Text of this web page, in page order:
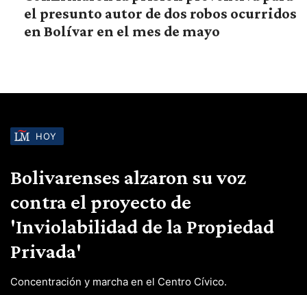
el presunto autor de dos robos ocurridos
en Bolívar en el mes de mayo
HOY
Bolivarenses alzaron su voz
contra el proyecto de
'Inviolabilidad de la Propiedad
Privada'
Concentración y marcha en el Centro Cívico.